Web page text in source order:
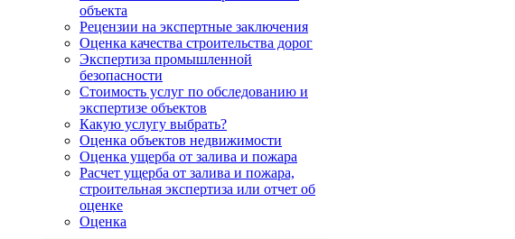
объекта
Рецензии на экспертные заключения
Оценка качества строительства дорог
Экспертиза промышленной
безопасности
Стоимость услуг по обследованию и
экспертизе объектов
Какую услугу выбрать?
Оценка объектов недвижимости
Оценка ущерба от залива и пожара
Расчет ущерба от залива и пожара,
строительная экспертиза или отчет об
оценке
Оценка